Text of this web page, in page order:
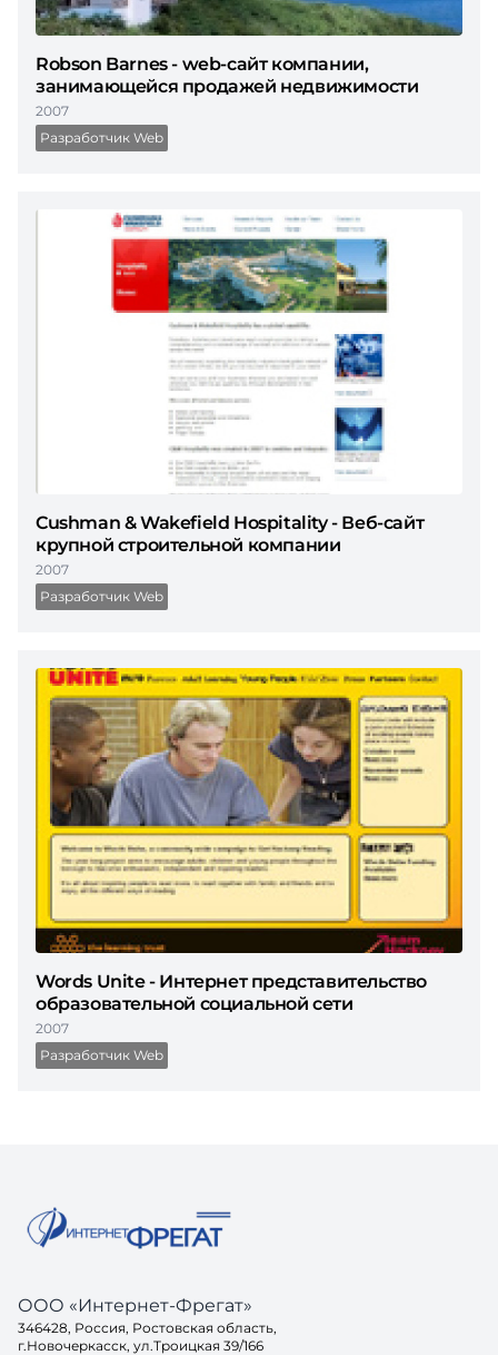
Robson Barnes - web-сайт компании,
занимающейся продажей недвижимости
2007
Разработчик Web
Cushman & Wakefield Hospitality - Веб-сайт
крупной строительной компании
2007
Разработчик Web
Words Unite - Интернет представительство
образовательной социальной сети
2007
Разработчик Web
ООО «Интернет-Фрегат»
346428, Россия, Ростовская область,
г.Новочеркасск, ул.Троицкая 39/166